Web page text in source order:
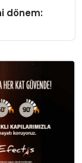
dönem: